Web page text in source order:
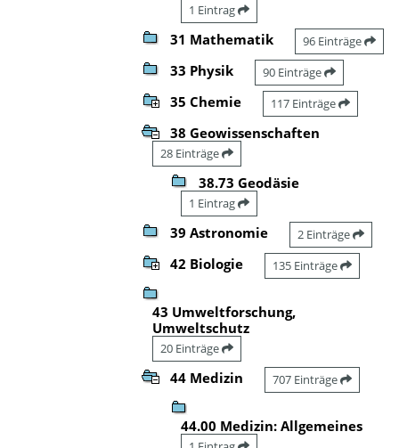
1 Eintrag
31 Mathematik 96 Einträge
33 Physik 90 Einträge
35 Chemie 117 Einträge
38 Geowissenschaften
28 Einträge
38.73 Geodäsie
1 Eintrag
39 Astronomie 2 Einträge
42 Biologie 135 Einträge
43 Umweltforschung,
Umweltschutz
20 Einträge
44 Medizin 707 Einträge
44.00 Medizin: Allgemeines